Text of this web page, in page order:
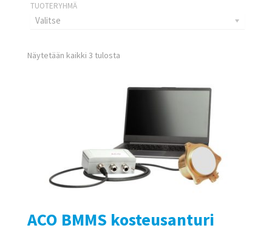
Valitse
Näytetään kaikki 3 tulosta
ACO BMMS kosteusanturi